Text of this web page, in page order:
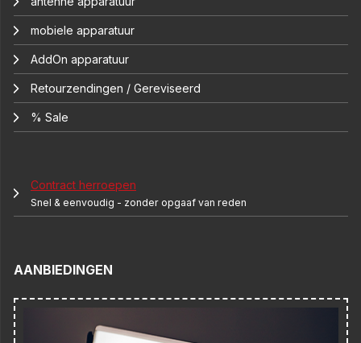
mobiele apparatuur
AddOn apparatuur
Retourzendingen / Gereviseerd
% Sale
Contract herroepen
Snel & eenvoudig - zonder opgaaf van reden
AANBIEDINGEN